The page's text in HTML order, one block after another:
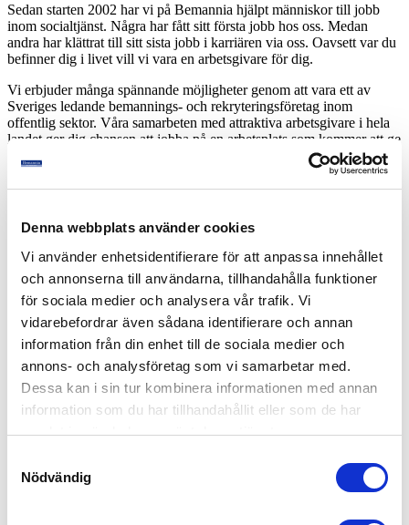
Denna webbplats använder cookies
Vi använder enhetsidentifierare för att anpassa innehållet
och annonserna till användarna, tillhandahålla funktioner
för sociala medier och analysera vår trafik. Vi
vidarebefordrar även sådana identifierare och annan
information från din enhet till de sociala medier och
annons- och analysföretag som vi samarbetar med.
Dessa kan i sin tur kombinera informationen med annan
information som du har tillhandahållit eller som de har
samlat in när du har använt deras tjänster.
Nödvändig
Sedan starten 2002 har vi på Bemannia hjälpt människor till jobb
inom socialtjänst. Några har fått sitt första jobb hos oss. Medan
andra har klättrat till sitt sista jobb i karriären via oss. Oavsett var du
befinner dig i livet vill vi vara en arbetsgivare för dig.
Vi erbjuder många spännande möjligheter genom att vara ett av
Sveriges ledande bemannings- och rekryteringsföretag inom
offentlig sektor. Våra samarbeten med attraktiva arbetsgivare i hela
landet ger dig chansen att jobba på en arbetsplats som kommer att ge
Open your mind
Hos oss strävar vi efter att ha ett öppet sinne. Att respektera alla vi
möter och varandras olikheter. Ett öppet sinne för oss innebär också
att vara inkluderande, accepterande och att möjliggöra en kreativ
miljö. Där alla medarbetare känner sig trygga och vågar komma med
nya idéer och flexibla lösningar. Ett klimat som gör oss motiverade